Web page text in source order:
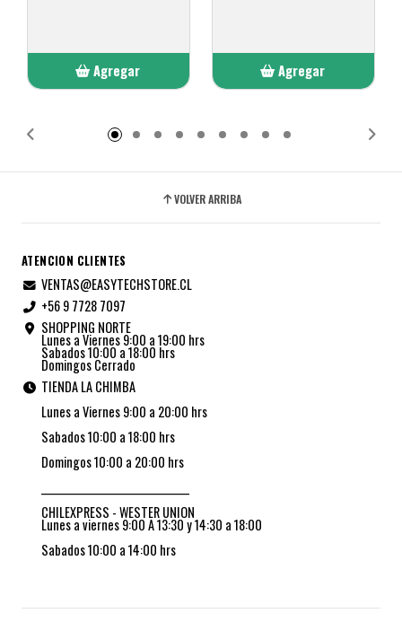
Agregar
Agregar
VOLVER ARRIBA
ATENCION CLIENTES
VENTAS@EASYTECHSTORE.CL
+56 9 7728 7097
SHOPPING NORTE
Lunes a Viernes 9:00 a 19:00 hrs
Sabados 10:00 a 18:00 hrs
Domingos Cerrado
TIENDA LA CHIMBA
Lunes a Viernes 9:00 a 20:00 hrs
Sabados 10:00 a 18:00 hrs
Domingos 10:00 a 20:00 hrs
CHILEXPRESS - WESTER UNION
Lunes a viernes 9:00 A 13:30 y 14:30 a 18:00
Sabados 10:00 a 14:00 hrs